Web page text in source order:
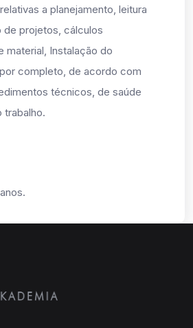
a planejamento, leitura
de projetos, cálculos
material, Instalação do
completo, de acordo com
técnicos, de saúde
trabalho.